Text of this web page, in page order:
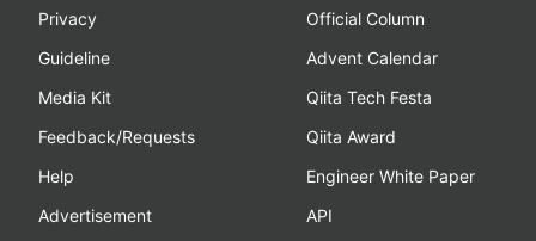
Privacy
Guideline
Media Kit
Feedback/Requests
Help
Advertisement
Official Column
Advent Calendar
Qiita Tech Festa
Qiita Award
Engineer White Paper
API